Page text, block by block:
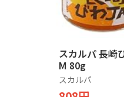
スカルパ 長崎
M 80g
スカルパ